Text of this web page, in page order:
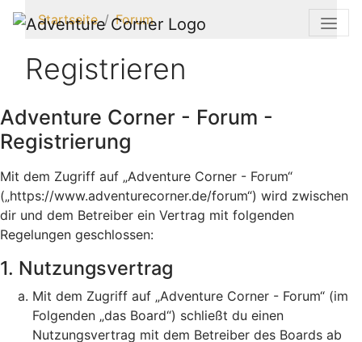
Startseite Forum
Registrieren
Adventure Corner - Forum -
Registrierung
Mit dem Zugriff auf „Adventure Corner - Forum“
(„https://www.adventurecorner.de/forum“) wird zwischen
dir und dem Betreiber ein Vertrag mit folgenden
Regelungen geschlossen:
1. Nutzungsvertrag
Mit dem Zugriff auf „Adventure Corner - Forum“ (im
Folgenden „das Board“) schließt du einen
Nutzungsvertrag mit dem Betreiber des Boards ab